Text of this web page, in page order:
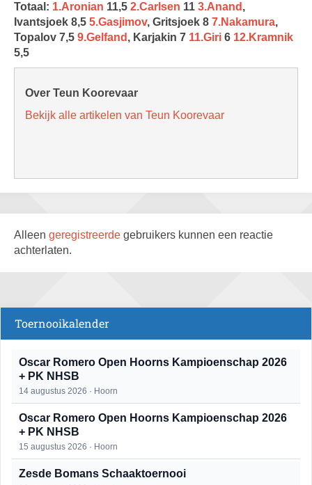
Totaal: 1.Aronian 11,5 2.Carlsen 11 3.Anand ,
Ivantsjoek 8,5 5.Gasjimov, Gritsjoek 8 7.Nakamura,
Topalov 7,5 9.Gelfand , Karjakin 7 11.Giri 6 12.Kramnik
5,5
Over Teun Koorevaar
Bekijk alle artikelen van Teun Koorevaar
Alleen geregistreerde gebruikers kunnen een reactie
achterlaten.
Toernooikalender
Oscar Romero Open Hoorns Kampioenschap 2026
+ PK NHSB
14 augustus 2026 · Hoorn
Oscar Romero Open Hoorns Kampioenschap 2026
+ PK NHSB
15 augustus 2026 · Hoorn
Zesde Bomans Schaaktoernooi